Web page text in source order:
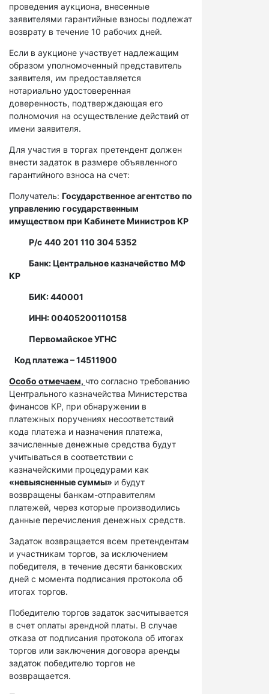
проведения аукциона, внесенные
заявителями гарантийные взносы подлежат
возврату в течение 10 рабочих дней.
Если в аукционе участвует надлежащим
образом уполномоченный представитель
заявителя, им предоставляется
нотариально удостоверенная
доверенность, подтверждающая его
полномочия на осуществление действий от
имени заявителя.
Для участия в торгах претендент должен
внести задаток в размере объявленного
гарантийного взноса на счет:
Получатель: Государственное агентство по
управлению государственным
имуществом при Кабинете Министров КР
Р/с 440 201 110 304 5352
Банк: Центральное казначейство МФ
КР
БИК: 440001
ИНН: 00405200110158
Первомайское УГНС
Код платежа – 14511900
Особо отмечаем, что согласно требованию
Центрального казначейства Министерства
финансов КР, при обнаружении в
платежных поручениях несоответствий
кода платежа и назначения платежа,
зачисленные денежные средства будут
учитываться в соответствии с
казначейскими процедурами как
«невыясненные суммы» и будут
возвращены банкам-отправителям
платежей, через которые производились
данные перечисления денежных средств.
Задаток возвращается всем претендентам
и участникам торгов, за исключением
победителя, в течение десяти банковских
дней с момента подписания протокола об
итогах торгов.
Победителю торгов задаток засчитывается
в счет оплаты арендной платы. В случае
отказа от подписания протокола об итогах
торгов или заключения договора аренды
задаток победителю торгов не
возвращается.